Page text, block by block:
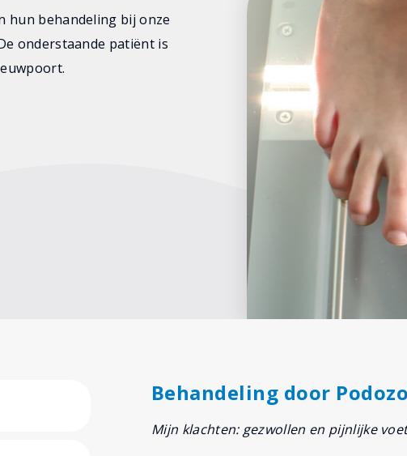
hun behandeling bij onze
onderstaande patiënt is
Behandeling door
Mijn klachten: gezwollen en pijnlijke